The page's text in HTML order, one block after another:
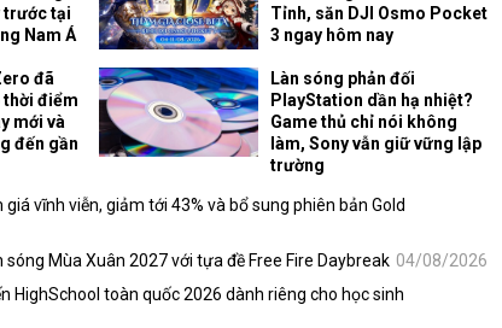
trước tại
Nam Á
Tỉnh, săn DJI Osmo Pocket
3 ngay hôm nay
đã
thời điểm
mới và
đến gần
Làn sóng phản đối
PlayStation dần hạ nhiệt?
Game thủ chỉ nói không
làm, Sony vẫn giữ vững lập
trường
vĩnh viễn, giảm tới 43% và bổ sung phiên bản Gold
Mùa Xuân 2027 với tựa đề Free Fire Daybreak 04/08/2026
HighSchool toàn quốc 2026 dành riêng cho học sinh